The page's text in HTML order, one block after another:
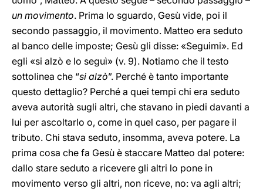
un movimento. Prima lo sguardo, Gesù vide, poi il
secondo passaggio, il movimento. Matteo era seduto
al banco delle imposte; Gesù gli disse: «Seguimi». Ed
egli «si alzò e lo seguì» (v. 9). Notiamo che il testo
sottolinea che “si alzò”. Perché è tanto importante
questo dettaglio? Perché a quei tempi chi era seduto
aveva autorità sugli altri, che stavano in piedi davanti a
lui per ascoltarlo o, come in quel caso, per pagare il
tributo. Chi stava seduto, insomma, aveva potere. La
prima cosa che fa Gesù è staccare Matteo dal potere:
dallo stare seduto a ricevere gli altri lo pone in
movimento verso gli altri, non riceve, no: va agli altri;